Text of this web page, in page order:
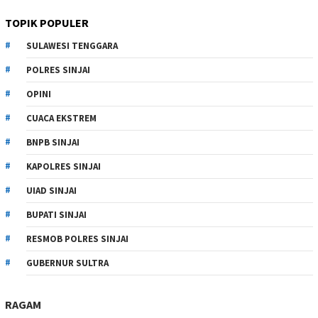
TOPIK POPULER
SULAWESI TENGGARA
POLRES SINJAI
OPINI
CUACA EKSTREM
BNPB SINJAI
KAPOLRES SINJAI
UIAD SINJAI
BUPATI SINJAI
RESMOB POLRES SINJAI
GUBERNUR SULTRA
RAGAM